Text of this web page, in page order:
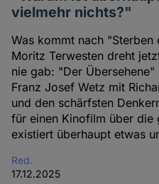
vielmehr nichts?"
Was kommt nach "Sterben
Moritz Terwesten dreht
nie gab: "Der
Franz Josef Wetz mit
und den schärfsten
für einen Kinofilm über die
existiert überhaupt etwas
Red.
17.12.2025